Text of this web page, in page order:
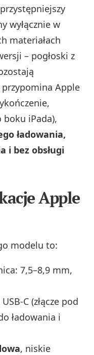
wyłącznie w
materiałach
– pogłoski z
Apple
iPada),
ładowania,
i bez obsługi
Apple
modelu to:
7,5–8,9 mm,
USB‑C (złącze pod
ładowania i
, niskie